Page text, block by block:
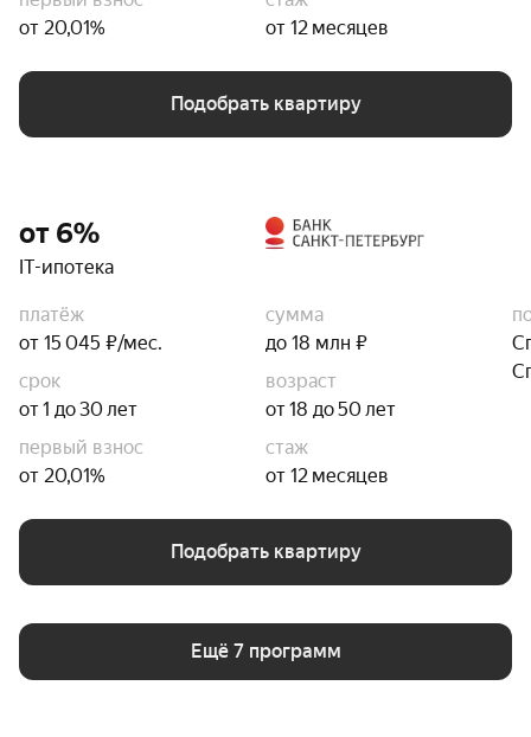
от 20,01%
от 12 месяцев
Подобрать квартиру
от 6%
IT-ипотека
платёж
от 15 045 ₽/мес.
сумма
до 18 млн ₽
срок
от 1 до 30 лет
возраст
от 18 до 50 лет
первый взнос
от 20,01%
стаж
от 12 месяцев
Подобрать квартиру
Ещё 7 программ